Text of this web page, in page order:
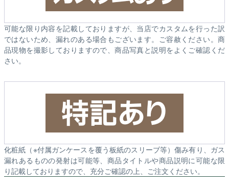
可能な限り内容を記載しておりますが、当店でカスタムを行った訳
ではないため、漏れのある場合もございます。ご容赦ください。商
品現物を撮影しておりますので、商品写真と説明をよくご確認くだ
さい。
化粧紙（※付属ガンケースを覆う板紙のスリーブ等）傷み有り、ガス
漏れあるものの発射は可能等、商品タイトルや商品説明に可能な限
り記載しておりますので、充分ご確認の上、ご注文ください。